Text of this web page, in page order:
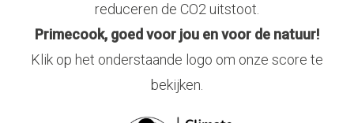
reduceren de CO2 uitstoot.
Primecook, goed voor jou en voor de natuur!
Klik op het onderstaande logo om onze score te
bekijken.